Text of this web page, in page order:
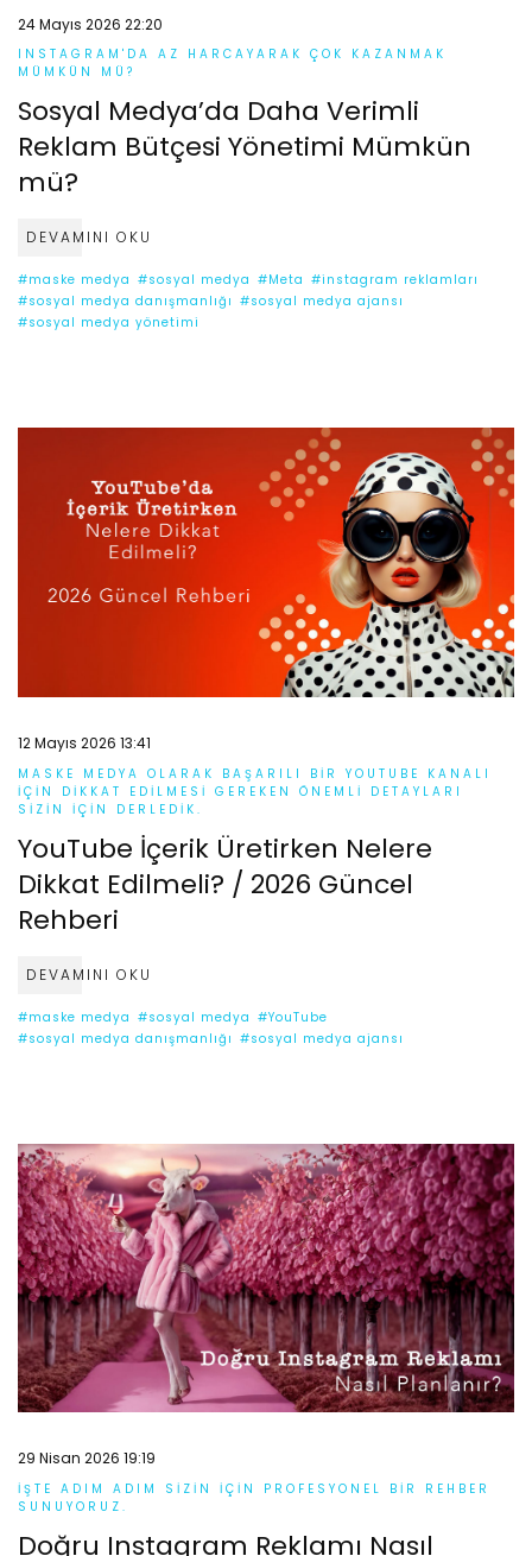
24 Mayıs 2026 22:20
INSTAGRAM'DA AZ HARCAYARAK ÇOK KAZANMAK
MÜMKÜN MÜ?
Sosyal Medya’da Daha Verimli
Reklam Bütçesi Yönetimi Mümkün
mü?
DEVAMINI OKU
#maske medya #sosyal medya #Meta #instagram reklamları
#sosyal medya danışmanlığı #sosyal medya ajansı
#sosyal medya yönetimi
12 Mayıs 2026 13:41
MASKE MEDYA OLARAK BAŞARILI BIR YOUTUBE KANALI
IÇIN DIKKAT EDILMESI GEREKEN ÖNEMLI DETAYLARI
SIZIN IÇIN DERLEDIK.
YouTube İçerik Üretirken Nelere
Dikkat Edilmeli? / 2026 Güncel
Rehberi
DEVAMINI OKU
#maske medya #sosyal medya #YouTube
#sosyal medya danışmanlığı #sosyal medya ajansı
29 Nisan 2026 19:19
İŞTE ADIM ADIM SIZIN IÇIN PROFESYONEL BIR REHBER
SUNUYORUZ.
Doğru Instagram Reklamı Nasıl